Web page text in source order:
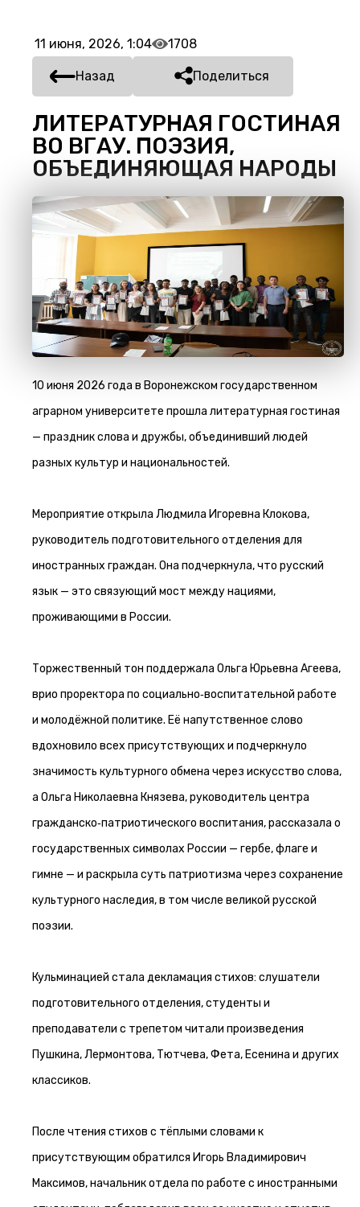
11 июня, 2026, 1:04 1708
Назад Поделиться
ЛИТЕРАТУРНАЯ ГОСТИНАЯ
ВО ВГАУ. ПОЭЗИЯ,
ОБЪЕДИНЯЮЩАЯ НАРОДЫ
10 июня 2026 года в Воронежском государственном
аграрном университете прошла литературная гостиная
— праздник слова и дружбы, объединивший людей
разных культур и национальностей.
Мероприятие открыла Людмила Игоревна Клокова,
руководитель подготовительного отделения для
иностранных граждан. Она подчеркнула, что русский
язык — это связующий мост между нациями,
проживающими в России.
Торжественный тон поддержала Ольга Юрьевна Агеева,
врио проректора по социально‑воспитательной работе
и молодёжной политике. Её напутственное слово
вдохновило всех присутствующих и подчеркнуло
значимость культурного обмена через искусство слова,
а Ольга Николаевна Князева, руководитель центра
гражданско‑патриотического воспитания, рассказала о
государственных символах России — гербе, флаге и
гимне — и раскрыла суть патриотизма через сохранение
культурного наследия, в том числе великой русской
поэзии.
Кульминацией стала декламация стихов: слушатели
подготовительного отделения, студенты и
преподаватели с трепетом читали произведения
Пушкина, Лермонтова, Тютчева, Фета, Есенина и других
классиков.
После чтения стихов с тёплыми словами к
присутствующим обратился Игорь Владимирович
Максимов, начальник отдела по работе с иностранными